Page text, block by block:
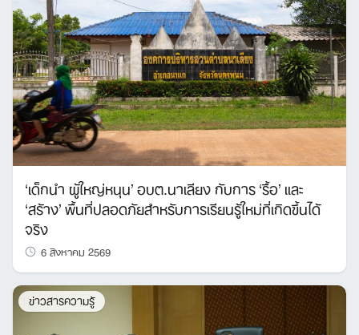
‘เด็กนำ ผู้ใหญ่หนุน’ อบต.นาเลียง กับการ ‘รื้อ’ และ
‘สร้าง’ พื้นที่ปลอดภัยสำหรับการเรียนรู้ใหม่ที่เกิดขึ้นได้
จริง
6 สิงหาคม 2569
ข่าวสารความรู้